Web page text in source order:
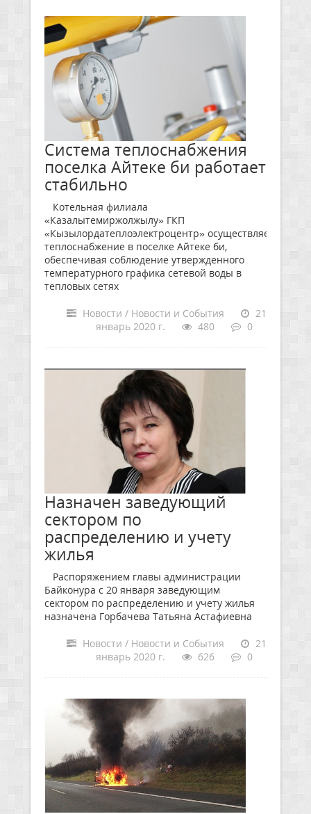
Система теплоснабжения
поселка Айтеке би работает
стабильно
Котельная филиала
«Казалытемиржолжылу» ГКП
«Кызылордатеплоэлектроцентр» осуществляет
теплоснабжение в поселке Айтеке би,
обеспечивая соблюдение утвержденного
температурного графика сетевой воды в
тепловых сетях
Новости / Новости и События
21
январь 2020 г.
480 0
Назначен заведующий
сектором по
распределению и учету
жилья
Распоряжением главы администрации
Байконура с 20 января заведующим
сектором по распределению и учету жилья
назначена Горбачева Татьяна Астафиевна
Новости / Новости и События
21
январь 2020 г.
626 0